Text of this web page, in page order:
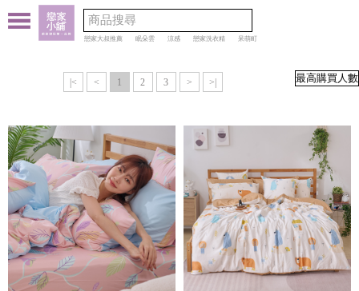
戀家大叔推薦 眠朵雲 涼感 戀家洗衣精 呆萌町
|< < 1 2 3 > >|